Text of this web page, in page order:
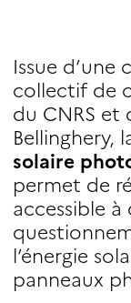
Issue
collectif de
du CNRS et
Bellinghery,
solaire
permet de
accessible
l’énergie
panneaux